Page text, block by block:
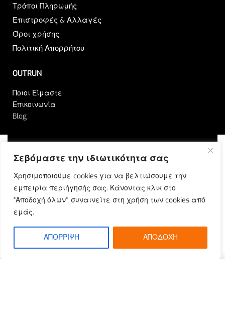
Σεβόμαστε την ιδιωτικότητα σας
Χρησιμοποιούμε cookies για να βελτιώσουμε την
εμπειρία περιήγησής σας. Κάνοντας κλικ στο
"Αποδοχή όλων", συναινείτε στη χρήση των cookies από
εμάς.
ΑΠΟΡΡΙΨΗ ΑΠΟΔΟΧΗ
Τρόποι Πληρωμής
Επιστροφές & Αλλαγές
Όροι χρήσης
Πολιτική Απορρήτου
OUTRUN
Ποιοι Είμαστε
Επικοινωνία
Blog
© Outrun 2023. All rights reserved | Produced by
ETOUCH